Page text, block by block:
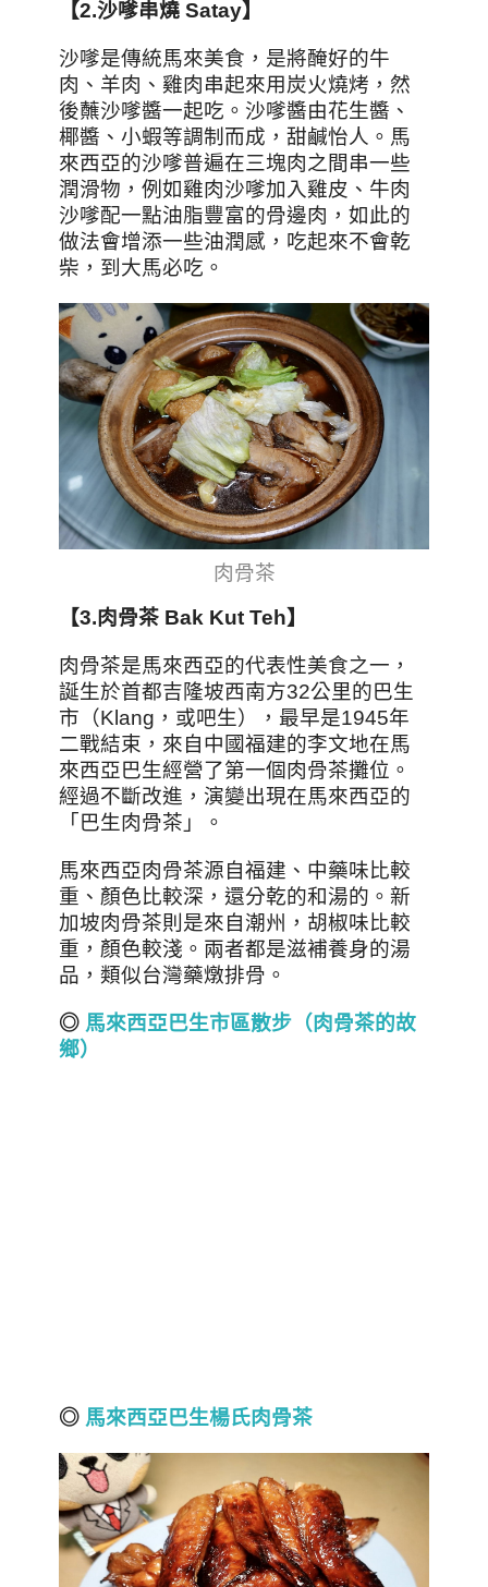
【2.沙嗲串燒 Satay】
沙嗲是傳統馬來美食，是將醃好的牛
肉、羊肉、雞肉串起來用炭火燒烤，然
後蘸沙嗲醬一起吃。沙嗲醬由花生醬、
椰醬、小蝦等調制而成，甜鹹怡人。馬
來西亞的沙嗲普遍在三塊肉之間串一些
潤滑物，例如雞肉沙嗲加入雞皮、牛肉
沙嗲配一點油脂豐富的骨邊肉，如此的
做法會增添一些油潤感，吃起來不會乾
柴，到大馬必吃。
肉骨茶
【3.肉骨茶 Bak Kut Teh】
肉骨茶是馬來西亞的代表性美食之一，
誕生於首都吉隆坡西南方32公里的巴生
市（Klang，或吧生），最早是1945年
二戰結束，來自中國福建的李文地在馬
來西亞巴生經營了第一個肉骨茶攤位。
經過不斷改進，演變出現在馬來西亞的
「巴生肉骨茶」。
馬來西亞肉骨茶源自福建、中藥味比較
重、顏色比較深，還分乾的和湯的。新
加坡肉骨茶則是來自潮州，胡椒味比較
重，顏色較淺。兩者都是滋補養身的湯
品，類似台灣藥燉排骨。
◎ 馬來西亞巴生市區散步（肉骨茶的故
鄉）
◎ 馬來西亞巴生楊氏肉骨茶